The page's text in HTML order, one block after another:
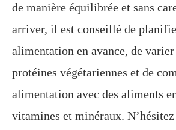
de manière équilibrée et sans
arriver, il est conseillé de
alimentation en avance, de varier
protéines végétariennes et de
alimentation avec des aliments
vitamines et minéraux. N’hésitez